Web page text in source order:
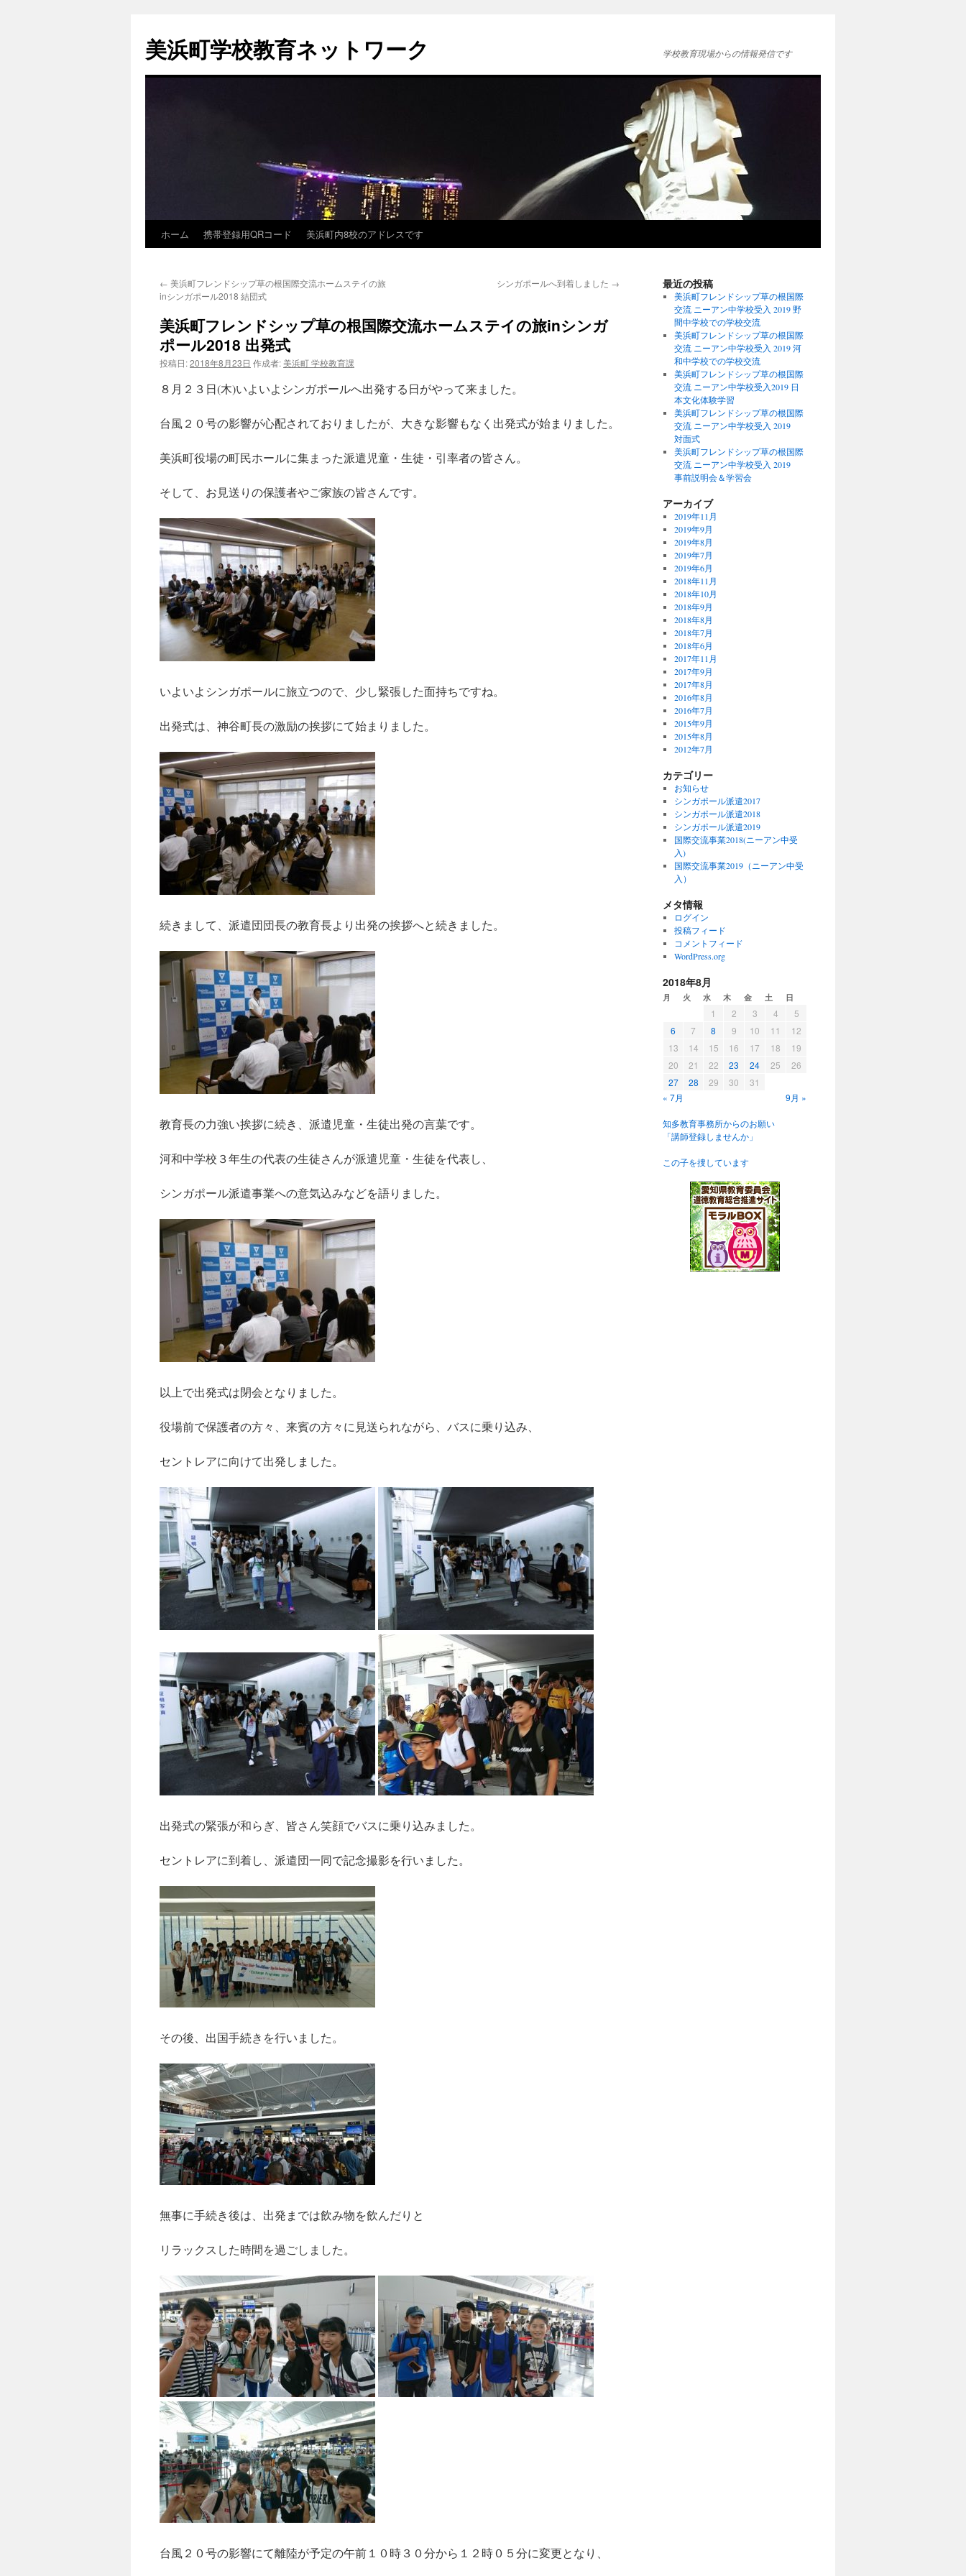
テ
ン
美浜町学校教育ネットワーク 学校教育現場からの情報発信です
ホーム 携帯登録用QRコード 美浜町内8校のアドレスです
← 美浜町フレンドシップ草の根国際交流ホームステイの旅
inシンガポール2018 結団式
シンガポールへ到着しました →
美浜町フレンドシップ草の根国際交流ホームステイの旅inシンガ
ポール2018 出発式
投稿日:2018年8月23日 作成者:美浜町 学校教育課
８月２３日(木)いよいよシンガポールへ出発する日がやって来ました。
台風２０号の影響が心配されておりましたが、大きな影響もなく出発式が始まりました。
美浜町役場の町民ホールに集まった派遣児童・生徒・引率者の皆さん。
そして、お見送りの保護者やご家族の皆さんです。
いよいよシンガポールに旅立つので、少し緊張した面持ちですね。
出発式は、神谷町長の激励の挨拶にて始まりました。
続きまして、派遣団団長の教育長より出発の挨拶へと続きました。
教育長の力強い挨拶に続き、派遣児童・生徒出発の言葉です。
河和中学校３年生の代表の生徒さんが派遣児童・生徒を代表し、
シンガポール派遣事業への意気込みなどを語りました。
以上で出発式は閉会となりました。
役場前で保護者の方々、来賓の方々に見送られながら、バスに乗り込み、
セントレアに向けて出発しました。
出発式の緊張が和らぎ、皆さん笑顔でバスに乗り込みました。
セントレアに到着し、派遣団一同で記念撮影を行いました。
その後、出国手続きを行いました。
無事に手続き後は、出発までは飲み物を飲んだりと
リラックスした時間を過ごしました。
台風２０号の影響にて離陸が予定の午前１０時３０分から１２時０５分に変更となり、
最近の投稿
美浜町フレンドシップ草の根国際
交流 ニーアン中学校受入 2019 野
間中学校での学校交流
美浜町フレンドシップ草の根国際
交流 ニーアン中学校受入 2019 河
和中学校での学校交流
美浜町フレンドシップ草の根国際
交流 ニーアン中学校受入2019 日
本文化体験学習
美浜町フレンドシップ草の根国際
交流 ニーアン中学校受入 2019
対面式
美浜町フレンドシップ草の根国際
交流 ニーアン中学校受入 2019
事前説明会＆学習会
アーカイブ
2019年11月
2019年9月
2019年8月
2019年7月
2019年6月
2018年11月
2018年10月
2018年9月
2018年8月
2018年7月
2018年6月
2017年11月
2017年9月
2017年8月
2016年8月
2016年7月
2015年9月
2015年8月
2012年7月
カテゴリー
お知らせ
シンガポール派遣2017
シンガポール派遣2018
シンガポール派遣2019
国際交流事業2018(ニーアン中受
入)
国際交流事業2019（ニーアン中受
入）
メタ情報
ログイン
投稿フィード
コメントフィード
WordPress.org
2018年8月
月 火 水 木 金 土 日
1 2 3 4
5
6
7 8 9 10 11
12
13
14 15 16 17 18
19
20
21 22 23 24 25
26
27
28 29 30
31
« 7月
9月 »
知多教育事務所からのお願い
「講師登録しませんか」
この子を捜しています